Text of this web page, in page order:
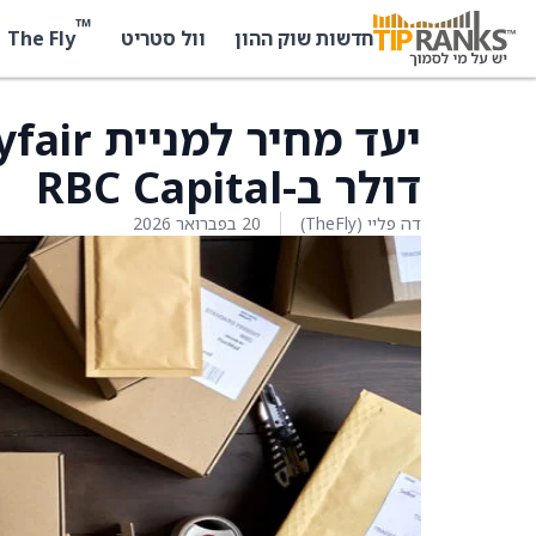
חדשות שוק ההון וול סטריט ™
The Fly
דולר ב-RBC Capital
דה פליי (TheFly) 20 בפברואר 2026